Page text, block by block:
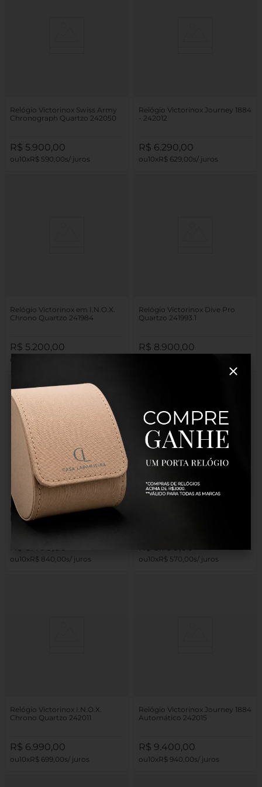
Relógio Victorinox Swiss Army
Chronograph Quartzo 242050
R$ 5 900 00
10 R$ 590,00
Relógio Victorinox Journey 1884
- 242012
R$ 6 290 00
10 R$ 629,00
Relógio Victorinox em I.N.O.X.
Chrono Quartzo 241984
R$ 5.200,00
Relógio Victorinox Dive Pro
Quartzo 241993.1
R$ 8.900,00
Relógio Victorinox Airboss
Mechanical Automático 241998
10 R$ 840,00 10 R$ 570,00
Relógio Victorinox I.N.O.X.
Chrono Quartzo 242011
R$ 6.990,00
10 R$ 699 00
Relógio Victorinox Journey 1884
Automático 242015
R$ 9.400,00
10 R$ 940 00